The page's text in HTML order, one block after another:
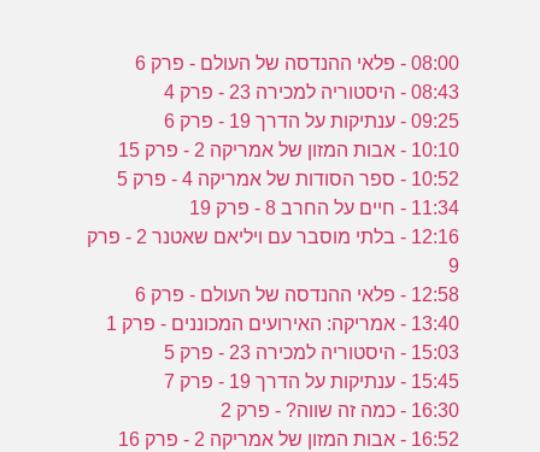
08:00 - פלאי ההנדסה של העולם - פרק 6
08:43 - היסטוריה למכירה 23 - פרק 4
09:25 - ענתיקות על הדרך 19 - פרק 6
10:10 - אבות המזון של אמריקה 2 - פרק 15
10:52 - ספר הסודות של אמריקה 4 - פרק 5
11:34 - חיים על החרב 8 - פרק 19
12:16 - בלתי מוסבר עם ויליאם שאטנר 2 - פרק
9
12:58 - פלאי ההנדסה של העולם - פרק 6
13:40 - אמריקה: האירועים המכוננים - פרק 1
15:03 - היסטוריה למכירה 23 - פרק 5
15:45 - ענתיקות על הדרך 19 - פרק 7
16:30 - כמה זה שווה? - פרק 2
16:52 - אבות המזון של אמריקה 2 - פרק 16